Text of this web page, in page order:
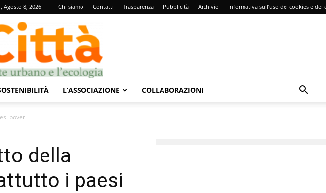
Agosto 8, 2026 Chi siamo Contatti Trasparenza Pubblicità Archivio Informativa sull’uso dei cookies e dei
L’ASSOCIAZIONE COLLABORAZIONI
poveri
della
i paesi